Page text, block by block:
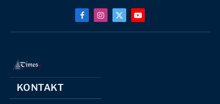
FacebookInstagram
X
(Twitter)
YouTube
KONTAKT